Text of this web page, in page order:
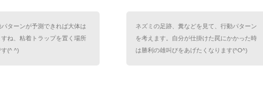
ターンが予測できれば大体は
すね、粘着トラップを置く場所
す(^ ^)
ネズミの足跡、糞などを見て、行動パターン
を考えます。自分が仕掛けた罠にかかった時
は勝利の雄叫びをあげたくなります(^O^)